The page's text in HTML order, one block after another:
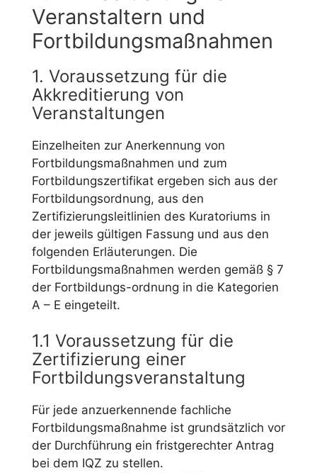
Veranstaltern und
Fortbildungsmaßnahmen
1. Voraussetzung für die
Akkreditierung von
Veranstaltungen
Einzelheiten zur Anerkennung von
Fortbildungsmaßnahmen und zum
Fortbildungszertifikat ergeben sich aus der
Fortbildungsordnung, aus den
Zertifizierungsleitlinien des Kuratoriums in
der jeweils gültigen Fassung und aus den
folgenden Erläuterungen. Die
Fortbildungsmaßnahmen werden gemäß § 7
der Fortbildungs-ordnung in die Kategorien
A – E eingeteilt.
1.1 Voraussetzung für die
Zertifizierung einer
Fortbildungsveranstaltung
Für jede anzuerkennende fachliche
Fortbildungsmaßnahme ist grundsätzlich vor
der Durchführung ein fristgerechter Antrag
bei dem IQZ zu stellen.